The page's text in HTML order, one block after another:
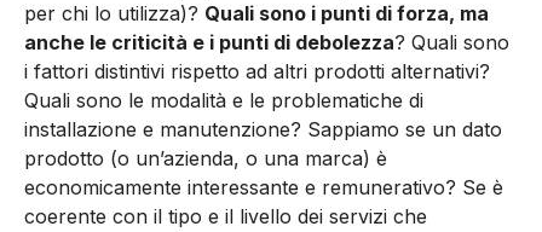
per chi lo utilizza)? Quali sono i punti di forza, ma
anche le criticità e i punti di debolezza? Quali sono
i fattori distintivi rispetto ad altri prodotti alternativi?
Quali sono le modalità e le problematiche di
installazione e manutenzione? Sappiamo se un dato
prodotto (o un’azienda, o una marca) è
economicamente interessante e remunerativo? Se è
coerente con il tipo e il livello dei servizi che